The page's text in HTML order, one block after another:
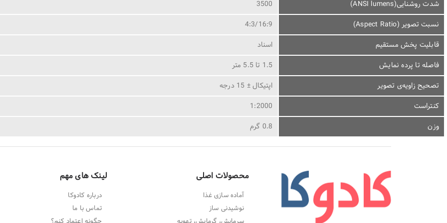
شدت روشنایی(ANSI lumens)
3500
نسبت تصویر (Aspect Ratio)
4:3/16:9
قابلیت پخش مستقیم
اسناد
فاصله تا پرده نمایش
1.5 تا 5.5 متر
تصحیح زاویه‌ی تصویر
اپتیکال ± 15 درجه
کنتراست
1:2000
وزن
0.8 گرم
محصولات اصلی
آماده سازی غذا
نوشیدنی ساز
لینک های مهم
درباره کادوکا
تماس با ما